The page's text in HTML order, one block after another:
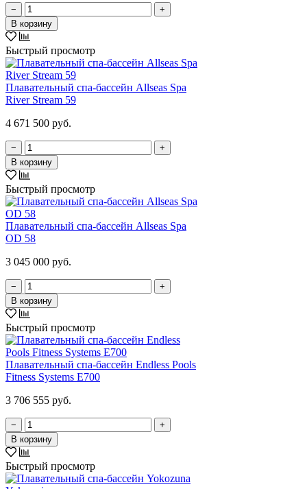
−
+
В корзину
Быстрый просмотр
Плавательный спа-бассейн Allseas Spa
River Stream 59
4 671 500 руб.
−
+
В корзину
Быстрый просмотр
Плавательный спа-бассейн Allseas Spa
OD 58
3 045 000 руб.
−
+
В корзину
Быстрый просмотр
Плавательный спа-бассейн Endless Pools
Fitness Systems E700
3 706 555 руб.
−
+
В корзину
Быстрый просмотр